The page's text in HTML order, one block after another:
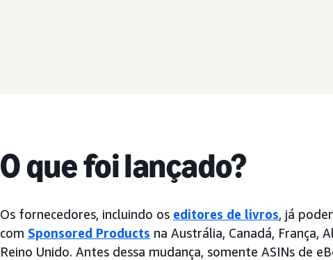
O que foi lançado?
Os fornecedores, incluindo os editores de livros, já
com Sponsored Products na Austrália, Canadá, França,
Reino Unido. Antes dessa mudança, somente ASINs de